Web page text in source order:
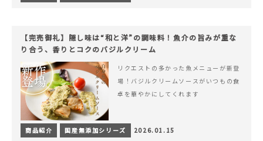
【完売御礼】隠し味は“和と洋”の調味料！魚介の旨みが重な
り合う、香りとコクのバジルクリーム
リクエストの多かった魚メニューが新登
場！バジルクリームソースがいつもの食
卓を華やかにしてくれます
商品紹介 国産無添加シリーズ 2026.01.15